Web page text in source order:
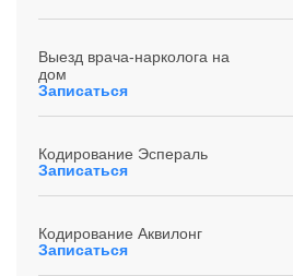
Выезд врача-нарколога на
дом
Записаться
Кодирование Эспераль
Записаться
Кодирование Аквилонг
Записаться